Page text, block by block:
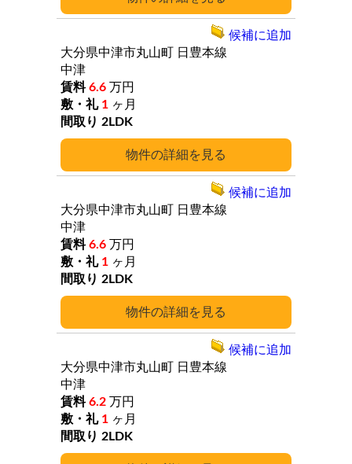
詳細
大分県中津市丸山町
日豊本線
中津
6.6 万円
1 ヶ月
2LDK
候補に追加
詳細
大分県中津市丸山町
日豊本線
中津
6.6 万円
1 ヶ月
2LDK
候補に追加
大分県中津市丸山町
日豊本線
中津
6.2 万円
1 ヶ月
2LDK
候補に追加